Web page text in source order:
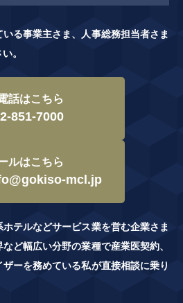
る事業主さま、人事総務担当者さま
。
話はこちら
851-7000
ルはこちら
mcl.jp
テルなどサービス業を営む企業さま
ど幅広い分野の業種で産業医契約、
ーを務めている私が直接相談に乗り